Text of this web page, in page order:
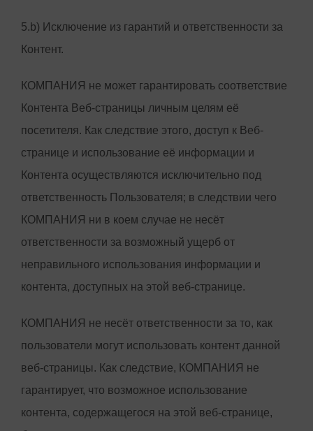
5.b) Исключение из гарантий и ответственности за
Контент.
КОМПАНИЯ не может гарантировать соответствие
Контента Веб-страницы личным целям её
посетителя. Как следствие этого, доступ к Веб-
странице и использование её информации и
Контента осуществляются исключительно под
ответственность Пользователя; в следствии чего
КОМПАНИЯ ни в коем случае не несёт
ответственности за возможный ущерб от
неправильного использования информации и
контента, доступных на этой веб-странице.
КОМПАНИЯ не несёт ответственности за то, как
пользователи могут использовать контент данной
веб-страницы. Как следствие, КОМПАНИЯ не
гарантирует, что возможное использование
контента, содержащегося на этой веб-странице,